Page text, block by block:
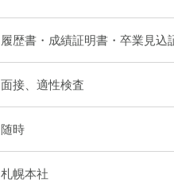
履歴書・成績証明書・卒業見込
面接、適性検査
随時
札幌本社